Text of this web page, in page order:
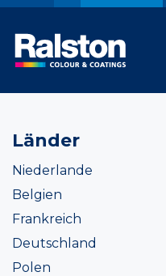
Länder
Niederlande
Belgien
Frankreich
Deutschland
Polen